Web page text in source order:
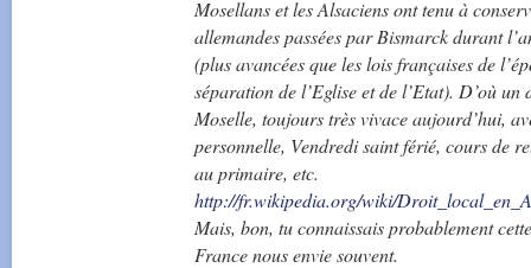
Mosellans et les Alsaciens ont tenu à
allemandes passées par Bismarck durant
(plus avancées que les lois françaises de
séparation de l’Eglise et de l’Etat). D’où
Moselle, toujours très vivace aujourd’hui,
personnelle, Vendredi saint férié, cours de
au primaire, etc.
http://fr.wikipedia.org/wiki/
Mais, bon, tu connaissais probablement
France nous envie souvent.